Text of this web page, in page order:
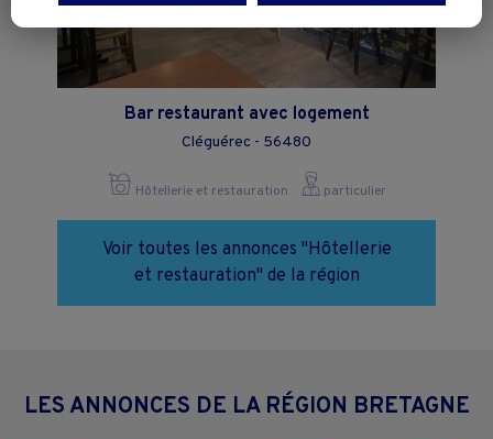
Bar restaurant avec logement
Cléguérec - 56480
Hôtellerie et restauration particulier
Voir toutes les annonces "Hôtellerie
et restauration" de la région
LES ANNONCES DE LA RÉGION BRETAGNE
Vous pouvez exprimer vos choix en cliquant sur "Tout accepter",
"Continuer sans accepter" ou "Paramétrer", et les modifier à tout
moment en cliquant sur le lien "Paramétrez vos choix" situé en bas de
page.